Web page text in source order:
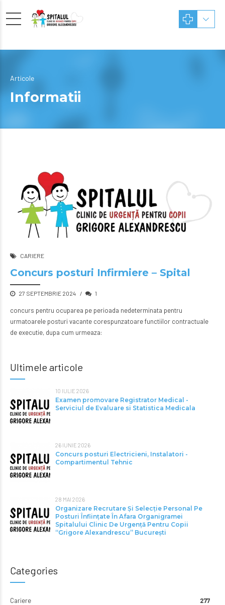
Articole
Informatii
CARIERE
Concurs posturi Infirmiere – Spital
27 SEPTEMBRIE 2024 1
concurs pentru ocuparea pe perioada nedeterminata pentru
urmatoarele posturi vacante corespunzatoare functiilor contractuale
de executie, dupa cum urmeaza:
Ultimele articole
10 IULIE 2026
Examen promovare Registrator Medical -
Serviciul de Evaluare si Statistica Medicala
26 IUNIE 2026
Concurs posturi Electricieni, Instalatori -
Compartimentul Tehnic
28 MAI 2026
Organizare Recrutare Și Selecție Personal Pe
Posturi Înființate În Afara Organigramei
Spitalului Clinic De Urgență Pentru Copii
“Grigore Alexandrescu” Bucureşti
Categories
Cariere 277